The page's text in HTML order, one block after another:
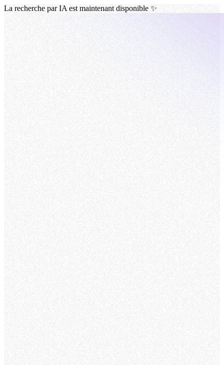
La recherche par IA est maintenant disponible ✨